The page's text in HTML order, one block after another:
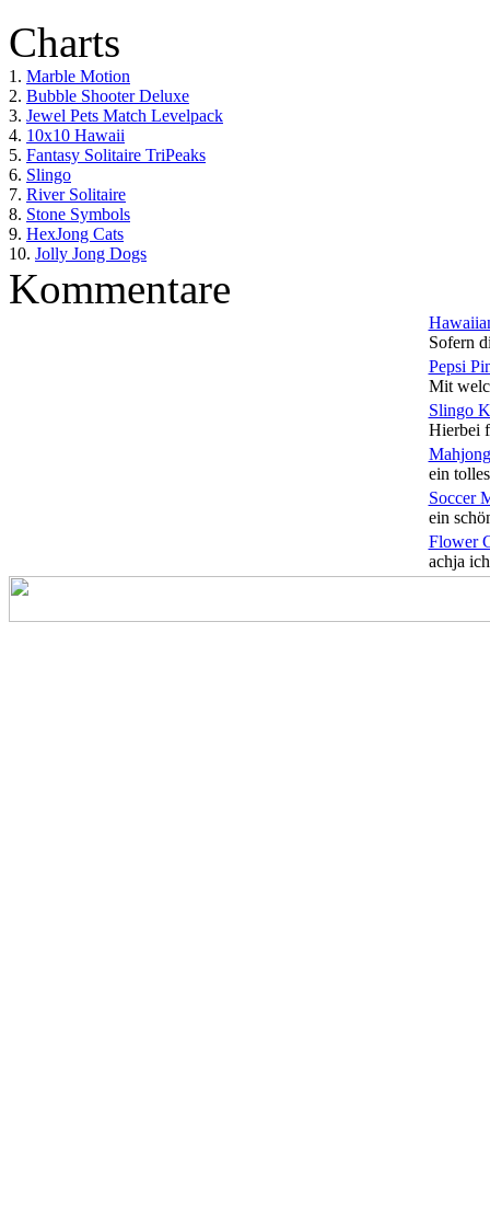
Charts
1. Marble Motion
2. Bubble Shooter Deluxe
3. Jewel Pets Match Levelpack
4. 10x10 Hawaii
5. Fantasy Solitaire TriPeaks
6. Slingo
7. River Solitaire
8. Stone Symbols
9. HexJong Cats
10. Jolly Jong Dogs
Kommentare
Sofern
Pepsi
Mit
Slingo
Hierbei
ein
Soccer
ein
Flower
achja